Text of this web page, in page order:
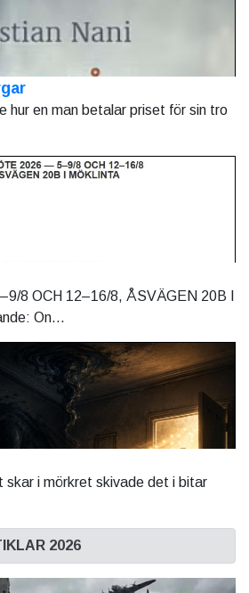
hur en man betalar priset för sin tro
8 OCH 12–16/8, ÅSVÄGEN 20B I
On...
skar i mörkret skivade det i bitar
2026